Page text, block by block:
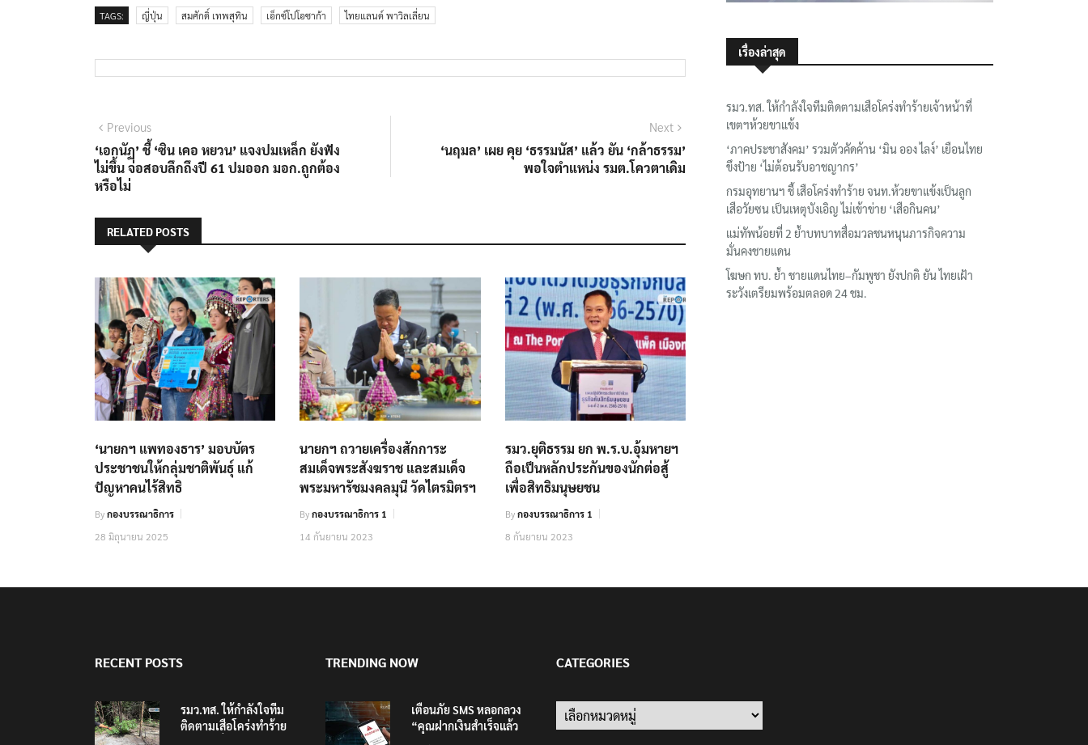
TAGS: ญี่ปุ่น สมศักดิ์ เทพสุทิน เอ็กซ์โปโอซาก้า ไทยแลนด์ พาวิลเลี่ยน
แนะแนว
เรื่อง
PreviousPrevious
post:
‘เอกนัฏ’ ชี้ ‘ซิน เคอ หยวน’ แจงปมเหล็ก ยังฟัง
ไม่ขึ้น จ่อสอบลึกถึงปี 61 ปมออก มอก.ถูกต้อง
หรือไม่
Next
‘นฤมล’​ เผย​ คุย​ ‘ธรรมนัส’​ แล้ว​ ยัน​ ‘กล้าธรรม​’
พอใจตำแหน่ง​ รมต.โควตาเดิม​
RELATED POSTS
‘นายกฯ แพทองธาร’ มอบบัตร
ประชาชนให้กลุ่มชาติพันธุ์ แก้
ปัญหาคนไร้สิทธิ
Byกองบรรณาธิการ
28 มิถุนายน 2025
นายกฯ ถวายเครื่องสักการะ
สมเด็จพระสังฆราช และสมเด็จ
พระมหารัชมงคลมุนี วัดไตรมิตรฯ
Byกองบรรณาธิการ 1
14 กันยายน 2023
รมว.ยุติธรรม ยก พ.ร.บ.อุ้มหายฯ
ถือเป็นหลักประกันของนักต่อสู้
เพื่อสิทธิมนุษยชน
Byกองบรรณาธิการ 1
8 กันยายน 2023
เรื่องล่าสุด
รมว.ทส. ให้กำลังใจทีมติดตามเสือโคร่งทำร้ายเจ้าหน้าที่
เขตฯห้วยขาแข้ง
‘ภาคประชาสังคม’ รวมตัวคัดค้าน ‘มิน ออง ไลง์’ เยือนไทย
ขึงป้าย ‘ไม่ต้อนรับอาชญากร’
กรมอุทยานฯ ชี้ เสือโคร่งทำร้าย จนท.ห้วยขาแข้งเป็นลูก
เสือวัยซน เป็นเหตุบังเอิญ ไม่เข้าข่าย ‘เสือกินคน’
แม่ทัพน้อยที่ 2 ย้ำบทบาทสื่อมวลชนหนุนภารกิจความ
มั่นคงชายแดน
โฆษก ทบ. ย้ำ ชายแดนไทย–กัมพูชา ยังปกติ ยัน ไทยเฝ้า
ระวังเตรียมพร้อมตลอด 24 ชม.
RECENT POSTS
รมว.ทส. ให้กำลังใจทีม
ติดตามเสือโคร่งทำร้าย
TRENDING NOW
เตือนภัย SMS หลอกลวง
“คุณฝากเงินสำเร็จแล้ว
200,000 บาท”
CATEGORIES
Categories